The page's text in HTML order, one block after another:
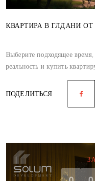
КВАРТИРА В ГЛДАНИ
Выберите подходящее
реальность и купить
ПОДЕЛИТЬСЯ